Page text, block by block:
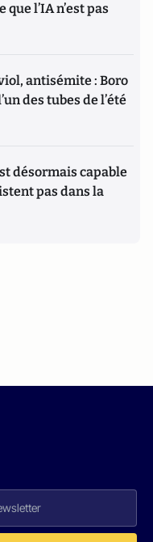
l’IA n’est pas
antisémite : Boro
des tubes de l’été
désormais capable
pas dans la